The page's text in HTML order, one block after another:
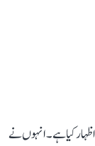
کیا ہے۔ انہوں نے